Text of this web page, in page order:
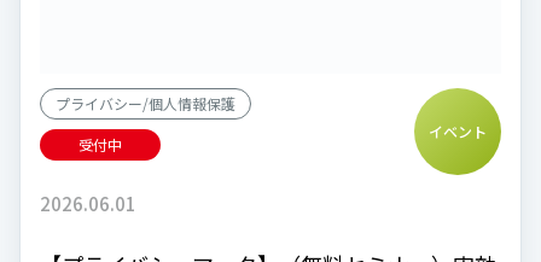
プライバシー/個人情報保護
受付中
イベント
2026.06.01